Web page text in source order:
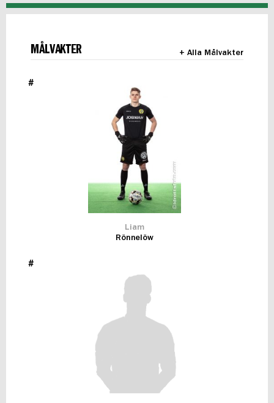
HTFF
MÅLVAKTER + Alla Målvakter
#
Liam
Rönnelöw
#